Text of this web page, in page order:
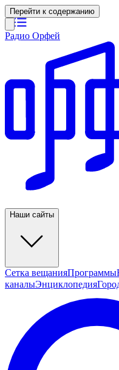
Перейти к содержанию
Радио Орфей
Наши сайты
Сетка вещанияПрограммы
каналыЭнциклопедия